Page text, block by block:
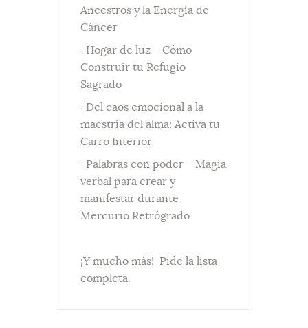
Ancestros y la Energía de
Cáncer
-Hogar de luz – Cómo
Construir tu Refugio
Sagrado
-Del caos emocional a la
maestría del alma: Activa tu
Carro Interior
-Palabras con poder – Magia
verbal para crear y
manifestar durante
Mercurio Retrógrado
¡Y mucho más! Pide la lista
completa.